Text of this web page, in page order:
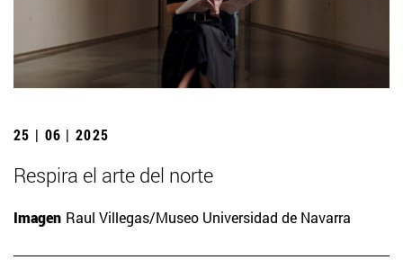
25 | 06 | 2025
Respira el arte del norte
Imagen Raul Villegas/Museo Universidad de Navarra